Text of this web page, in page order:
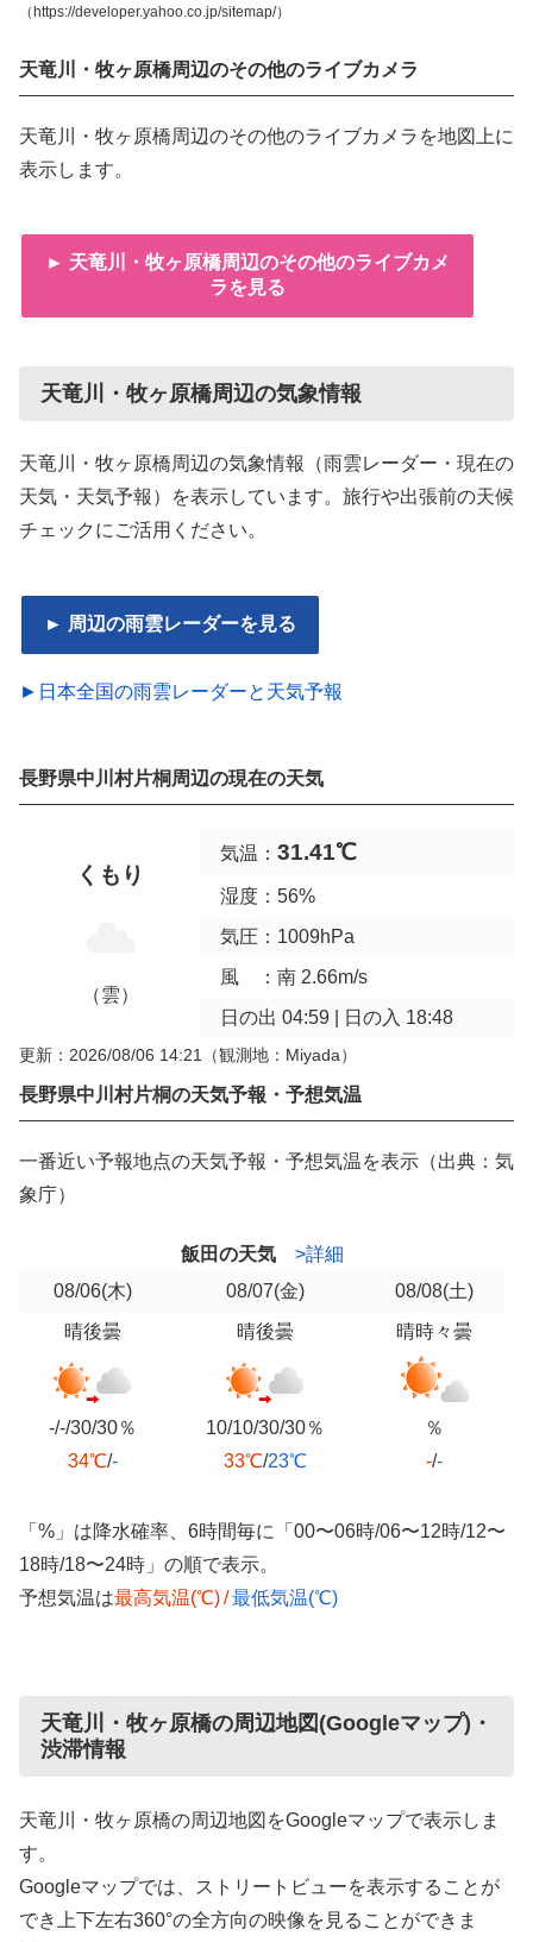
（https://developer.yahoo.co.jp/sitemap/）
天竜川・牧ヶ原橋周辺のその他のライブカメラ
天竜川・牧ヶ原橋周辺のその他のライブカメラを地図上に
表示します。
► 天竜川・牧ヶ原橋周辺のその他のライブカメ
ラを見る
天竜川・牧ヶ原橋周辺の気象情報
天竜川・牧ヶ原橋周辺の気象情報（雨雲レーダー・現在の
天気・天気予報）を表示しています。旅行や出張前の天候
チェックにご活用ください。
► 周辺の雨雲レーダーを見る
►日本全国の雨雲レーダーと天気予報
長野県中川村片桐周辺の現在の天気
くもり
（雲）
気温： 31.41℃
湿度：56%
気圧：1009hPa
風 ：南 2.66m/s
日の出 04:59 | 日の入 18:48
更新：2026/08/06 14:21 （観測地：Miyada）
長野県中川村片桐の天気予報・予想気温
一番近い予報地点の天気予報・予想気温を表示（出典：気
象庁）
飯田の天気
>詳細
08/06(木) 08/07(金) 08/08(土)
晴後曇
-/-/30/30％
34℃/-
晴後曇
10/10/30/30％
33℃/23℃
晴時々曇
％
-/-
「%」は降水確率、6時間毎に「00〜06時/06〜12時/12〜
18時/18〜24時」の順で表示。
予想気温は最高気温(℃)/最低気温(℃)
天竜川・牧ヶ原橋の周辺地図(Googleマップ)・
渋滞情報
天竜川・牧ヶ原橋の周辺地図をGoogleマップで表示しま
す。
Googleマップでは、ストリートビューを表示することが
でき上下左右360°の全方向の映像を見ることができま